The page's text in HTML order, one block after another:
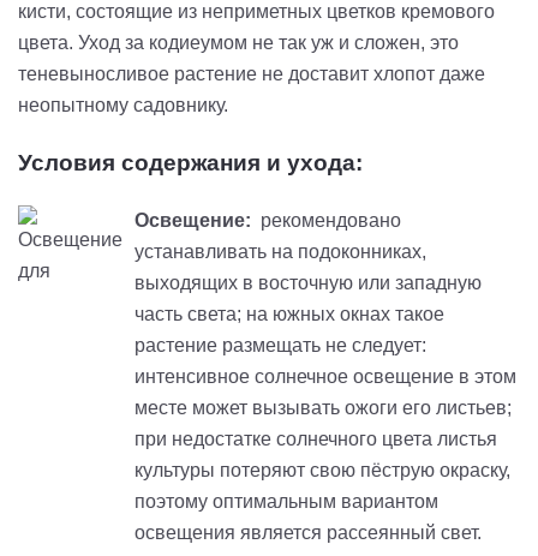
кисти, состоящие из неприметных цветков кремового
цвета. Уход за кодиеумом не так уж и сложен, это
теневыносливое растение не доставит хлопот даже
неопытному садовнику.
Условия содержания и ухода:
Освещение: рекомендовано
устанавливать на подоконниках,
выходящих в восточную или западную
часть света; на южных окнах такое
растение размещать не следует:
интенсивное солнечное освещение в этом
месте может вызывать ожоги его листьев;
при недостатке солнечного цвета листья
культуры потеряют свою пёструю окраску,
поэтому оптимальным вариантом
освещения является рассеянный свет.